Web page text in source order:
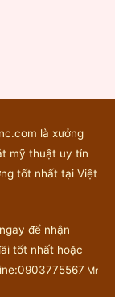
là xưởng
mỹ thuật uy tín
tốt nhất tại Việt
để nhận
tốt nhất hoặc
Mr